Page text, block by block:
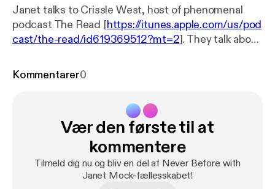
Janet talks to Crissle West, host of phenomenal
podcast The Read [https://itunes.apple.com/us/pod
cast/the-read/id619369512?mt=2]. They talk about
podcasts. Learn more about your ad choices. Visit
Kommentarer0
Vær den første til at
kommentere
Tilmeld dig nu og bliv en del af Never Before with
Janet Mock-fællesskabet!